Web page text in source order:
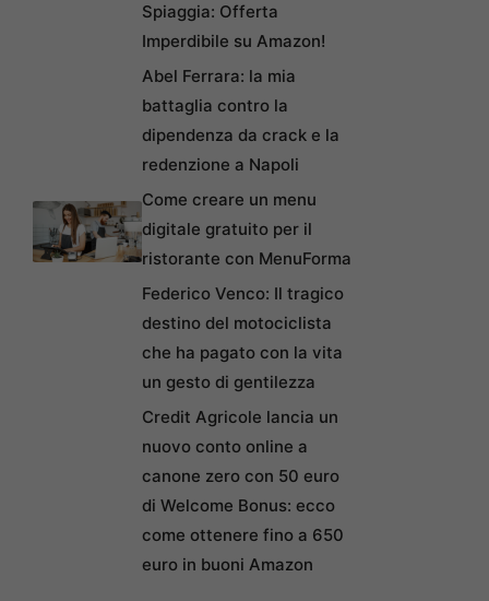
Spiaggia: Offerta
Imperdibile su Amazon!
Abel Ferrara: la mia
battaglia contro la
dipendenza da crack e la
redenzione a Napoli
Come creare un menu
digitale gratuito per il
ristorante con MenuForma
Federico Venco: Il tragico
destino del motociclista
che ha pagato con la vita
un gesto di gentilezza
Credit Agricole lancia un
nuovo conto online a
canone zero con 50 euro
di Welcome Bonus: ecco
come ottenere fino a 650
euro in buoni Amazon